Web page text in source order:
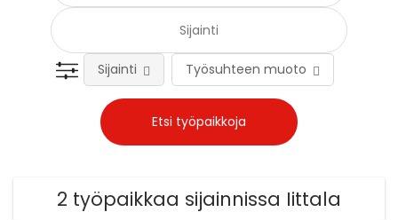
Työsuhteen muoto
Sijainti
2 työpaikkaa sijainnissa Iittala